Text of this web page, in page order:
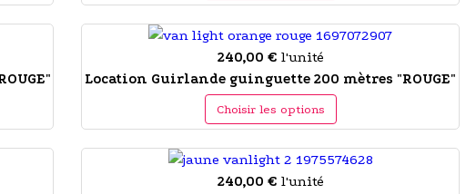
240,00 € l'unité
Location Guirlande guinguette 200 mètres "ROUGE"
Choisir les options
240,00 € l'unité